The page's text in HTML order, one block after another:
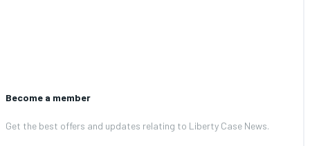
Become a member
Get the best offers and updates relating to Liberty Case News.